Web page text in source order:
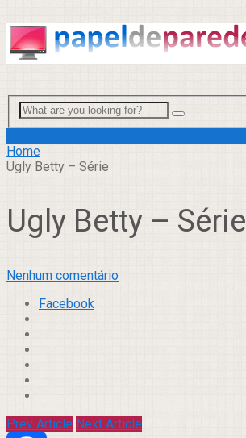
Home
Ugly Betty – Série
Ugly Betty – Série
Nenhum comentário
Facebook
Prev Article Next Article